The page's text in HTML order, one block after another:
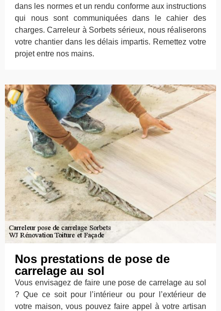
dans les normes et un rendu conforme aux instructions
qui nous sont communiquées dans le cahier des
charges. Carreleur à Sorbets sérieux, nous réaliserons
votre chantier dans les délais impartis. Remettez votre
projet entre nos mains.
Nos prestations de pose de
carrelage au sol
Vous envisagez de faire une pose de carrelage au sol
? Que ce soit pour l’intérieur ou pour l’extérieur de
votre maison, vous pouvez faire appel à votre artisan